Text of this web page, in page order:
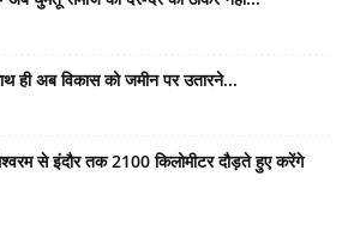
ही अब विकास को जमीन पर उतारने...
से इंदौर तक 2100 किलोमीटर दौड़ते हुए करेंगे